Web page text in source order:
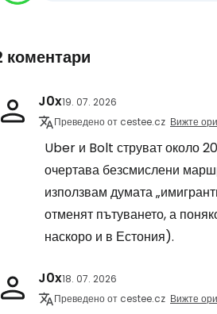
коментари
J0x19. 07. 2026
Преведено от cestee.cz Вижте
Uber и Bolt струват около
очертава безсмислени
използвам думата
отменят пътуването, а
наскоро и в Естония).
J0x18. 07. 2026
Преведено от cestee.cz Вижте